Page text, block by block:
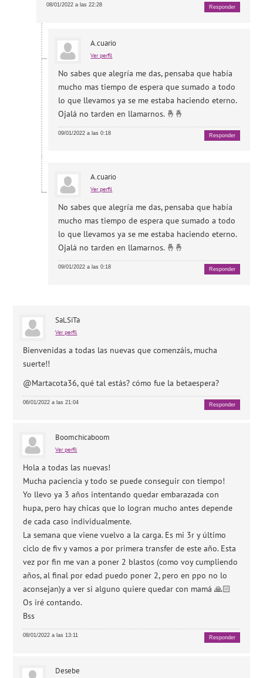
08/01/2022 a las 22:28 Responder
A.cuario
Ver perfil
No sabes que alegría me das, pensaba que había
mucho mas tiempo de espera que sumado a todo
lo que llevamos ya se me estaba haciendo eterno.
Ojalá no tarden en llamarnos. 🤞🤞
09/01/2022 a las 0:18 Responder
A.cuario
Ver perfil
No sabes que alegría me das, pensaba que había
mucho mas tiempo de espera que sumado a todo
lo que llevamos ya se me estaba haciendo eterno.
Ojalá no tarden en llamarnos. 🤞🤞
09/01/2022 a las 0:18 Responder
SaLSiTa
Ver perfil
Bienvenidas a todas las nuevas que comenzáis, mucha
suerte!!
@Martacota36, qué tal estás? cómo fue la betaespera?
06/01/2022 a las 21:04 Responder
Boomchicaboom
Ver perfil
Hola a todas las nuevas!
Mucha paciencia y todo se puede conseguir con tiempo!
Yo llevo ya 3 años intentando quedar embarazada con
hupa, pero hay chicas que lo logran mucho antes depende
de cada caso individualmente.
La semana que viene vuelvo a la carga. Es mi 3r y último
ciclo de fiv y vamos a por primera transfer de este año. Esta
vez por fin me van a poner 2 blastos (como voy cumpliendo
años, al final por edad puedo poner 2, pero en ppo no lo
aconsejan)y a ver si alguno quiere quedar con mamá 🙏🏻
Os iré contando.
Bss
08/01/2022 a las 13:11 Responder
Desebe